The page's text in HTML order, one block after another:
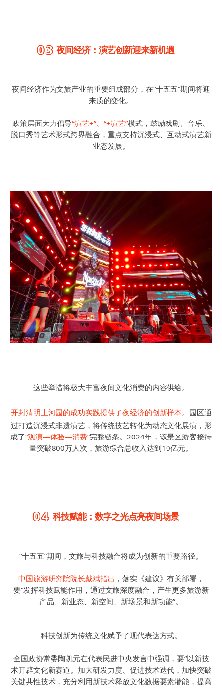
03 夜间经济：演艺创新迎来新机遇
夜间经济作为文旅产业的重要组成部分，在“十五五”期间将迎
来质的变化。
政策层面大力倡导“演艺+”、“+演艺”模式，鼓励戏剧、音乐、
脱口秀等艺术形式跨界融合，重点支持沉浸式、互动式演艺新
业态发展。
这些举措将极大丰富夜间文化消费的内容供给。
开封清明上河园的成功实践提供了夜经济的创新样本。 园区通
过打造沉浸式非遗演艺，将传统技艺转化为动态文化展演，形
成了“观演—体验—消费”完整链条。2024年，该景区游客接待
量突破800万人次，旅游综合总收入达到10亿元。
04 科技赋能：数字之光点亮夜间场景
“十五五”期间，文旅与科技融合将成为创新的重要路径。
中国旅游研究院院长戴斌指出 ，落实《建议》有关部署，
要“发挥科技赋能作用，通过文旅深度融合，产生更多旅游新
产品、新业态、新空间、新场景和新功能”。
科技创新为传统文化赋予了现代表达方式。
全国政协常委陶凯元在代表民进中央发言中强调，要“以新技
术开辟文化新赛道。加大研发力度、促进技术迭代，加快突破
关键共性技术，充分利用新技术释放文化数据要素潜能，提高